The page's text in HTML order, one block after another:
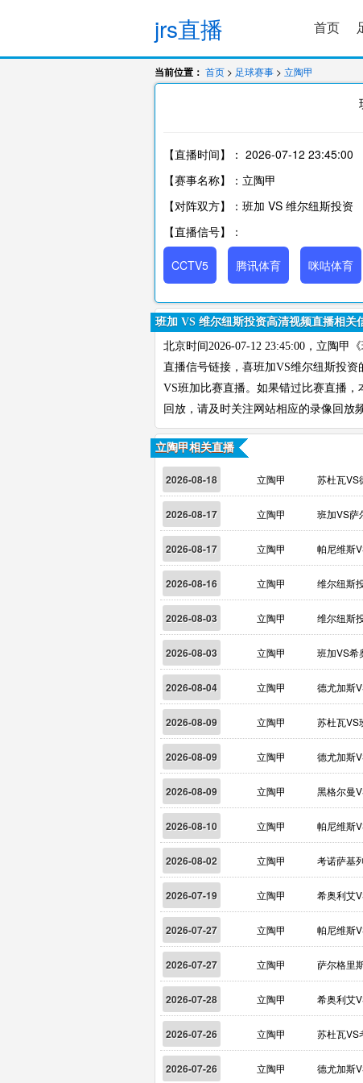
jrs直播 首页
当前位置： 首页 > 足球赛事 > 立陶甲
【直播时间】： 2026-07-12 23:45:00
【赛事名称】：立陶甲
【对阵双方】：班加 VS 维尔纽斯投资
【直播信号】：
CCTV5 腾讯体育 咪咕体育
班加 VS 维尔纽斯投资高清视频直播相关
北京时间2026-07-12 23:45:00，立陶甲
直播信号链接，喜班加VS维尔纽斯投
VS班加比赛直播。如果错过比赛直播
回放，请及时关注网站相应的录像回放
立陶甲相关直播
2026-08-18 立陶甲 苏杜瓦VS
2026-08-17 立陶甲 班加VS萨
2026-08-17 立陶甲 帕尼维斯
2026-08-16 立陶甲 维尔纽斯
2026-08-03 立陶甲 维尔纽斯
2026-08-03 立陶甲 班加VS希
2026-08-04 立陶甲 德尤加斯
2026-08-09 立陶甲 苏杜瓦VS
2026-08-09 立陶甲 德尤加斯
2026-08-09 立陶甲 黑格尔曼
2026-08-10 立陶甲 帕尼维斯
2026-08-02 立陶甲 考诺萨基
2026-07-19 立陶甲 希奥利艾
2026-07-27 立陶甲 帕尼维斯
2026-07-27 立陶甲 萨尔格里
2026-07-28 立陶甲 希奥利艾
2026-07-26 立陶甲 苏杜瓦VS
2026-07-26 立陶甲 德尤加斯